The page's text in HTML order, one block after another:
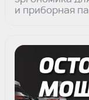
и приборная